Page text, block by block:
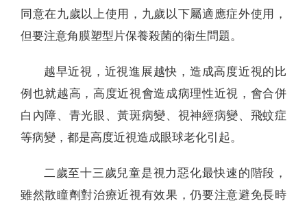
同意在九歲以上使用，九歲以下屬適應症外使用，
但要注意角膜塑型片保養殺菌的衛生問題。
越早近視，近視進展越快，造成高度近視的比
例也就越高，高度近視會造成病理性近視，會合併
白內障、青光眼、黃斑病變、視神經病變、飛蚊症
等病變，都是高度近視造成眼球老化引起。
二歲至十三歲兒童是視力惡化最快速的階段，
雖然散瞳劑對治療近視有效果，仍要注意避免長時